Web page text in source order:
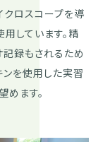
クロスコープを導
しています。精
録もされるため
を使用した実習
めます。